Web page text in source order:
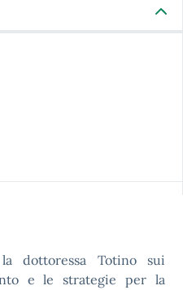
dottoressa Totino sui
e le strategie per la